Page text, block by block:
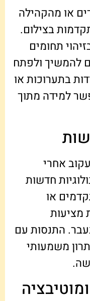
או מהקהילה
בצילום.
תחומים
להמשיך ולפתח
בתערוכות או
למידה מתוך
אחרי
חדשות
או
מציעות
התנסות עם
משמעותי